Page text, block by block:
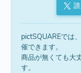
pictSQUAREでは
催できます。
商品が無くても大
す。